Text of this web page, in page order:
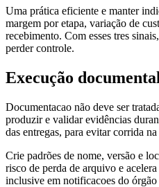
Uma prática eficiente e manter
margem por etapa, variação de
recebimento. Com esses tres
perder controle.
Execução
Documentacao não deve ser
produzir e validar evidências
das entregas, para evitar corrida
Crie padrões de nome, versão e
risco de perda de arquivo e
inclusive em notificacoes do órgão